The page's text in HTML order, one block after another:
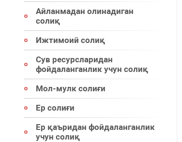
Айланмадан олинадиган
солиқ
Ижтимоий солиқ
Сув ресурсларидан
фойдаланганлик учун солиқ
Мол-мулк солиғи
Ер солиғи
Ер қаъридан фойдаланганлик
учун солиқ